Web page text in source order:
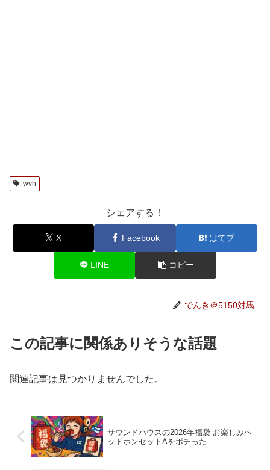
wvh
シェアする！
X Facebook はてブ
LINE コピー
でんき＠5150対馬
この記事に関係ありそうな話題
関連記事は見つかりませんでした。
サウンドハウスの2026年福袋 お楽しみヘ
ッドホンセットAをポチった